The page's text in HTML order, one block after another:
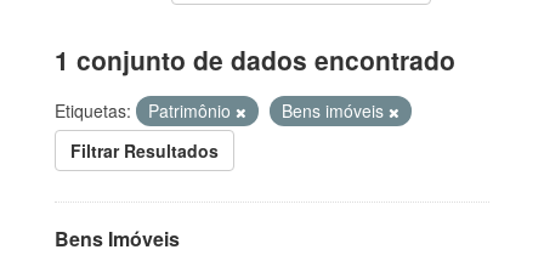
1 conjunto de dados encontrado
Etiquetas: Patrimônio
Bens imóveis
Filtrar Resultados
Bens Imóveis